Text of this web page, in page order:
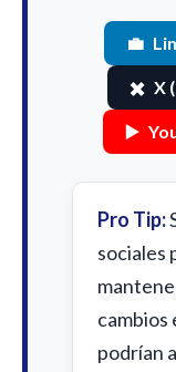
💼
✖️ X
▶️
Pro Tip:
sociales
cambios
podrían